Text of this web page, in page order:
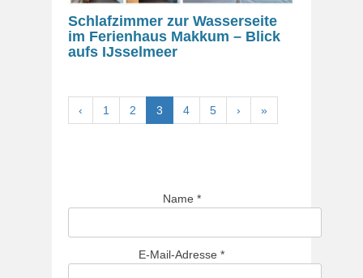
Schlafzimmer zur Wasserseite
im Ferienhaus Makkum – Blick
aufs IJsselmeer
‹ 1 2 3 4 5 › »
Name *
E-Mail-Adresse *